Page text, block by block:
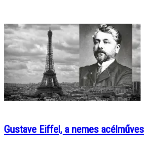
Gustave Eiffel, a nemes acélműves